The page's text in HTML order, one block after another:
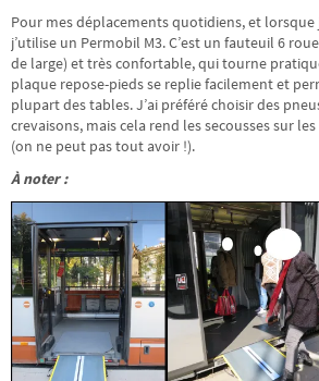
Pour mes déplacements quotidiens, et lorsque
j’utilise un Permobil M3. C’est un fauteuil 6
de large) et très confortable, qui tourne
plaque repose-pieds se replie facilement et
plupart des tables. J’ai préféré choisir des
crevaisons, mais cela rend les secousses sur
(on ne peut pas tout avoir !).
À noter :